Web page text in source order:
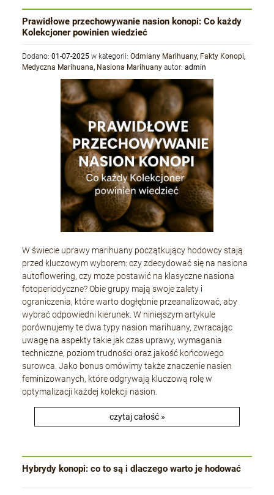
Prawidłowe przechowywanie nasion konopi: Co każdy
Kolekcjoner powinien wiedzieć
Dodano:01-07-2025 w kategorii:Odmiany Marihuany, Fakty Konopi,
Medyczna Marihuana, Nasiona Marihuany autor:admin
W świecie uprawy marihuany początkujący hodowcy stają
przed kluczowym wyborem: czy zdecydować się na nasiona
autoflowering, czy może postawić na klasyczne nasiona
fotoperiodyczne? Obie grupy mają swoje zalety i
ograniczenia, które warto dogłębnie przeanalizować, aby
wybrać odpowiedni kierunek. W niniejszym artykule
porównujemy te dwa typy nasion marihuany, zwracając
uwagę na aspekty takie jak czas uprawy, wymagania
techniczne, poziom trudności oraz jakość końcowego
surowca. Jako bonus omówimy także znaczenie nasien
feminizowanych, które odgrywają kluczową rolę w
optymalizacji każdej kolekcji nasion.
czytaj całość »
Hybrydy konopi: co to są i dlaczego warto je hodować